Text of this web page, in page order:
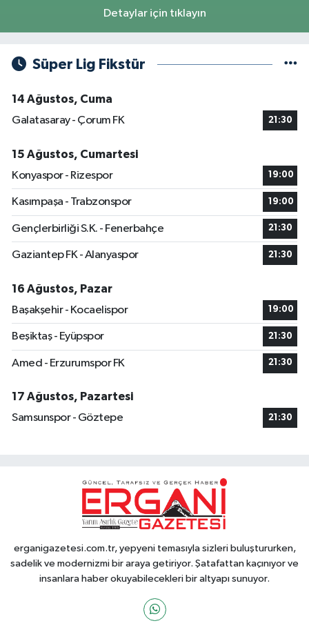
Detaylar için tıklayın
Süper Lig Fikstür
14 Ağustos, Cuma
Galatasaray - Çorum FK
21:30
15 Ağustos, Cumartesi
Konyaspor - Rizespor
19:00
Kasımpaşa - Trabzonspor 19:00
Gençlerbirliği S.K. - Fenerbahçe 21:30
Gaziantep FK - Alanyaspor 21:30
16 Ağustos, Pazar
Başakşehir - Kocaelispor
19:00
Beşiktaş - Eyüpspor 21:30
Amed - Erzurumspor FK 21:30
17 Ağustos, Pazartesi
Samsunspor - Göztepe
21:30
erganigazetesi.com.tr, yepyeni temasıyla sizleri buluştururken,
sadelik ve modernizmi bir araya getiriyor. Şatafattan kaçınıyor ve
insanlara haber okuyabilecekleri bir altyapı sunuyor.